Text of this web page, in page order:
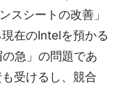
スシートの改善」
在のIntelを預かる
急」の問題であ
受けるし、競合